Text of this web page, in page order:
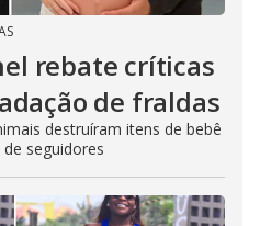
rebate críticas
de fraldas
destruíram itens de bebê
seguidores